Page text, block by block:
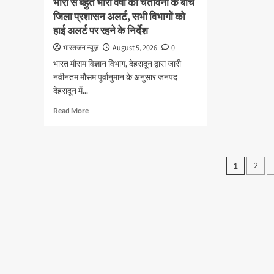
जाएगी
भारी से बहुत भारी वर्षा की चेतावनी के बीच
जिला प्रशासन अलर्ट, सभी विभागों को
हाई अलर्ट पर रहने के निर्देश
भारतजन न्यूज़ August 5, 2026
0
भारत मौसम विज्ञान विभाग, देहरादून द्वारा जारी
नवीनतम मौसम पूर्वानुमान के अनुसार जनपद
देहरादून में...
Read MoreRead
Posts
1 2